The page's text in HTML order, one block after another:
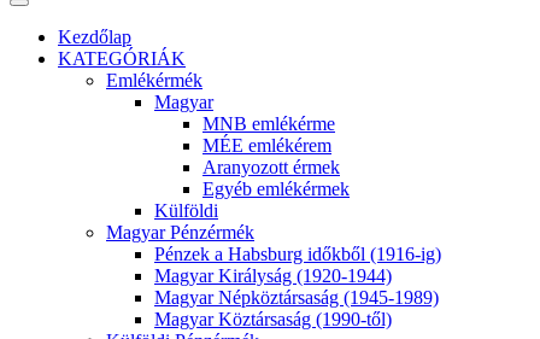
Kezdőlap
KATEGÓRIÁK
Emlékérmék
Magyar
MNB emlékérme
MÉE emlékérem
Aranyozott érmek
Egyéb emlékérmek
Külföldi
Magyar Pénzérmék
Pénzek a Habsburg időkből (1916-ig)
Magyar Királyság (1920-1944)
Magyar Népköztársaság (1945-1989)
Magyar Köztársaság (1990-től)